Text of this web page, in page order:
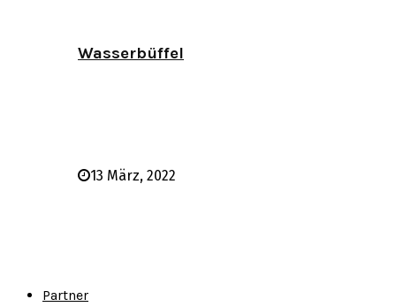
Wasserbüffel
13 März, 2022
Partner